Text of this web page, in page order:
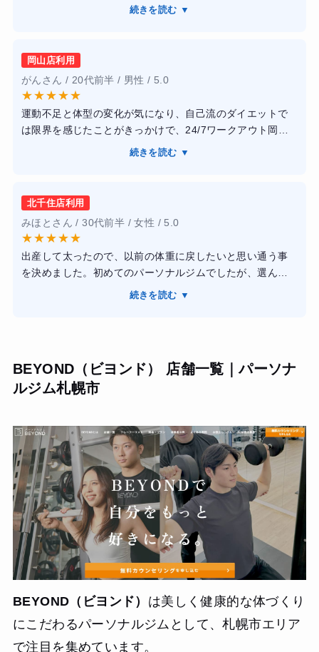
の指導も、愛のある厳しさでした。また、丁寧に教えて下
ったりフォームが綺麗だと褒めてもくださりモチベーショ
ンを上げながらトレーニングできました。
【結果】
結果、半年くらい通いましたが10キロ落としました！
また食事を意識したり水をたくさん飲むなど、生活習慣も
続きを読む ▼
岡山店利用
がんさん / 20代前半 / 男性 / 5.0
★★★★★
運動不足と体型の変化が気になり、自己流のダイエットで
は限界を感じたことがきっかけで、24/7ワークアウト岡山
店に通い始めました。短期間でしっかり結果を出し、健康
を気にせず集中でき、トレーナーの方がフォームや呼吸ま
で丁寧に指導してくれるため、運動が苦手な私でも安心し
て取り組めました。また、食事指導も無理な制限ではな
く、日常生活に取り入れやすい内容だった点がとても良か
ったです。通い続けるうちに体重が落ちただけでなく、体
が引き締まり、疲れにくくなるなど生活面でも良い変化を
実感できました。運動や食事への意識が自然と高まり、ト
続きを読む ▼
北千住店利用
みほとさん / 30代前半 / 女性 / 5.0
★★★★★
出産して太ったので、以前の体重に戻したいと思い通う事
を決めました。初めてのパーソナルジムでしたが、選んで
良かったです。当人の目標や悩みに寄り添いながら、最適
が少ないです。綺麗に引き締まった、健康的な体型になれ
ました。
続きを読む ▼
BEYOND（ビヨンド） 店舗一覧｜パーソナ
ルジム札幌市
BEYOND（ビヨンド） は美しく健康的な体づくり
にこだわるパーソナルジムとして、札幌市エリア
で注目を集めています。